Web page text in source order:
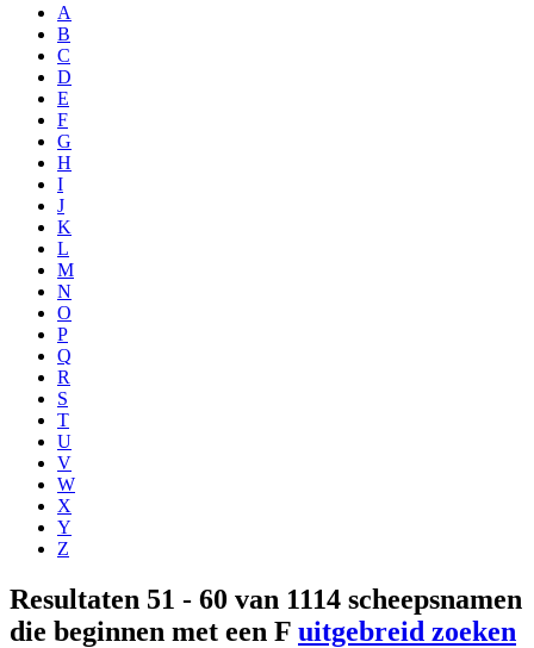
A
B
C
D
E
F
G
H
I
J
K
L
M
N
O
P
Q
R
S
T
U
V
W
X
Y
Z
Resultaten 51 - 60 van 1114 scheepsnamen
die beginnen met een F uitgebreid zoeken